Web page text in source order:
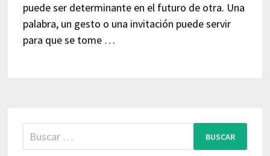
puede ser determinante en el futuro de otra. Una
palabra, un gesto o una invitación puede servir
para que se tome …
Buscar: